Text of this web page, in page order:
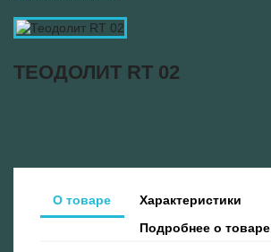
ТЕОДОЛИТ RT 02
О товаре
Характеристики
Подробнее о товаре